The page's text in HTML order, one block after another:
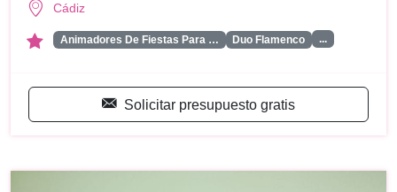
Cádiz
Animadores De Fiestas Para … Duo Flamenco ...
Solicitar presupuesto gratis